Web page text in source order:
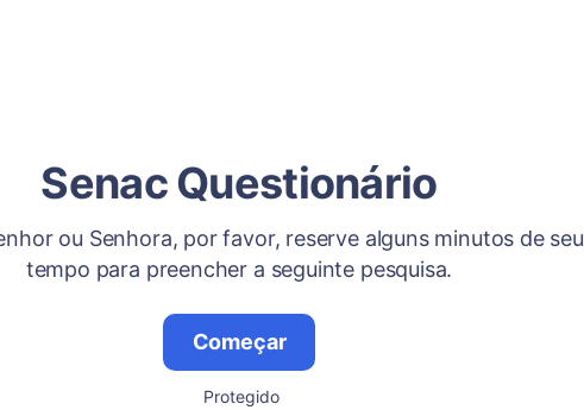
Senac Questionário
ou Senhora, por favor, reserve alguns minutos de seu
tempo para preencher a seguinte pesquisa.
Começar
Protegido